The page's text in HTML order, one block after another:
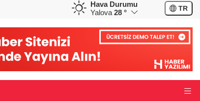
%0,38
CHF
59,0083
Hava Durumu
Yalova 28 ° TR